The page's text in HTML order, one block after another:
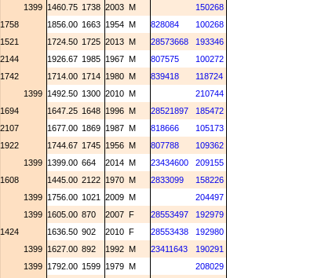
1399 1460.75 1738 2003 M
150268
1758 1856.00 1663 1954 M 828084
100268
1521 1724.50 1725 2013 M 28573668
193346
2144 1926.67 1985 1967 M 807575
100272
1742 1714.00 1714 1980 M 839418
118724
1399 1492.50 1300 2010 M
210744
1694 1647.25 1648 1996 M 28521897
185472
2107 1677.00 1869 1987 M 818666
105173
1922 1744.67 1745 1956 M 807788
109362
1399 1399.00 664 2014 M 23434600
209155
1608 1445.00 2122 1970 M 2833099
158226
1399 1756.00 1021 2009 M
204497
1399 1605.00 870 2007 F 28553497
192979
1424 1636.50 902 2010 F 28553438
192980
1399 1627.00 892 1992 M 23411643
190291
1399 1792.00 1599 1979 M
208029